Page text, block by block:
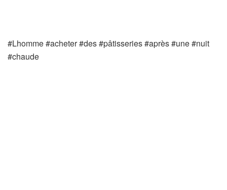
#Lhomme #acheter #des #pâtisseries #après #une #nuit
#chaude